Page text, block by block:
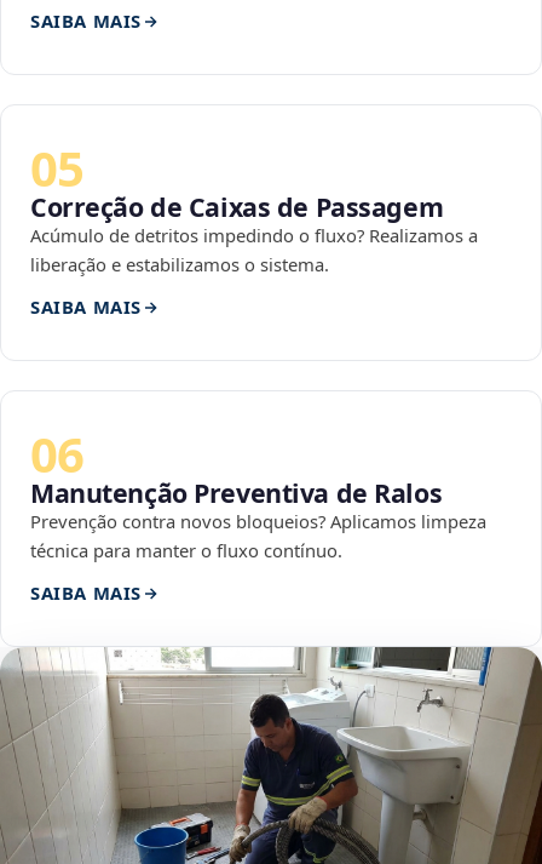
SAIBA MAIS
05
Correção de Caixas de Passagem
Acúmulo de detritos impedindo o fluxo? Realizamos a
liberação e estabilizamos o sistema.
SAIBA MAIS
06
Manutenção Preventiva de Ralos
Prevenção contra novos bloqueios? Aplicamos limpeza
técnica para manter o fluxo contínuo.
SAIBA MAIS